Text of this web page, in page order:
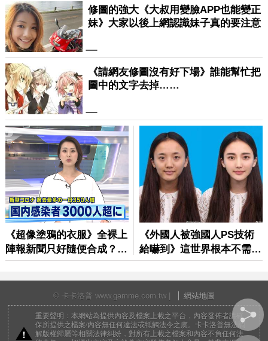
© 卡卡洛普 www.gamme.com.tw | 網站地圖
重要聲明：本網站為提供內容及檔案上載之平台，內容發佈者請確
保所提供之檔案/內容無任何違法或牴觸法令之虞。卡卡洛普無法調
解版權歸屬等相關法律糾紛，對所有上載之檔案和內容不負任何法